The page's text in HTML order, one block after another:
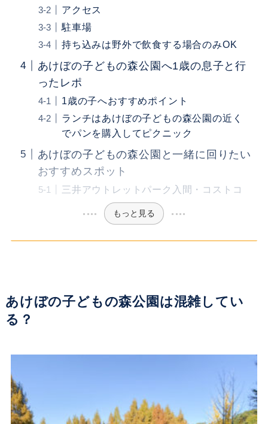
アクセス
駐車場
持ち込みは野外で飲食する場合のみOK
あけぼの子どもの森公園へ1歳の息子と行
ったレポ
1歳の子へおすすめポイント
ランチはあけぼの子どもの森公園の近く
でパンを購入してピクニック
あけぼの子どもの森公園と一緒に回りたい
おすすめスポット
三井アウトレットパーク入間・コストコ
もっと見る
あけぼの子どもの森公園は混雑してい
る？